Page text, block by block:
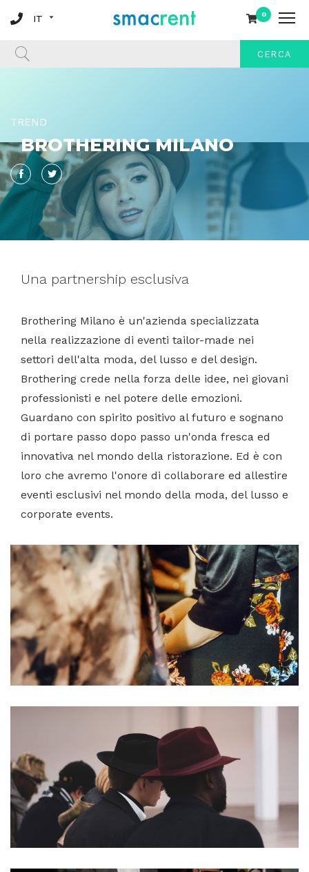
0
CERCA
TREND
BROTHERING MILANO
FacebookTwitter
Una partnership esclusiva
Brothering Milano è un'azienda specializzata
nella realizzazione di eventi tailor-made nei
settori dell'alta moda, del lusso e del design.
Brothering crede nella forza delle idee, nei giovani
professionisti e nel potere delle emozioni.
Guardano con spirito positivo al futuro e sognano
di portare passo dopo passo un'onda fresca ed
innovativa nel mondo della ristorazione. Ed è con
loro che avremo l'onore di collaborare ed allestire
eventi esclusivi nel mondo della moda, del lusso e
corporate events.